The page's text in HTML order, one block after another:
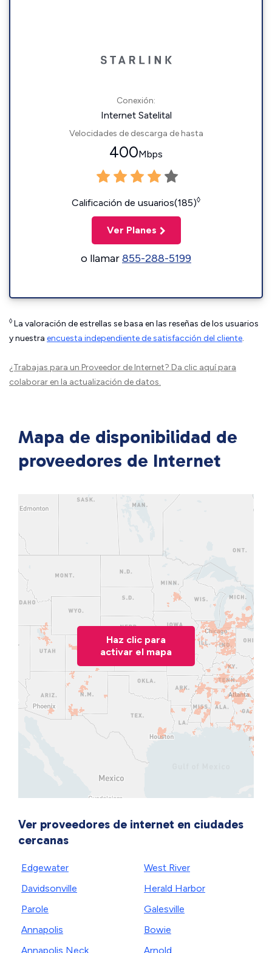
Conexión:
Internet Satelital
Velocidades de descarga de hasta
400Mbps
Calificación de usuarios(185)◊
Ver Planes
o llamar855-288-5199
◊ La valoración de estrellas se basa en las reseñas de los usuarios
y nuestra encuesta independiente de satisfacción del cliente.
¿Trabajas para un Proveedor de Internet? Da clic aquípara
colaborar en la actualización de datos.
Mapa de disponibilidad de
proveedores de Internet
Haz clic para
activar el mapa
Ver proveedores de internet en ciudades
cercanas
Edgewater
Davidsonville
Parole
Annapolis
Annapolis Neck
West River
Herald Harbor
Galesville
Bowie
Arnold